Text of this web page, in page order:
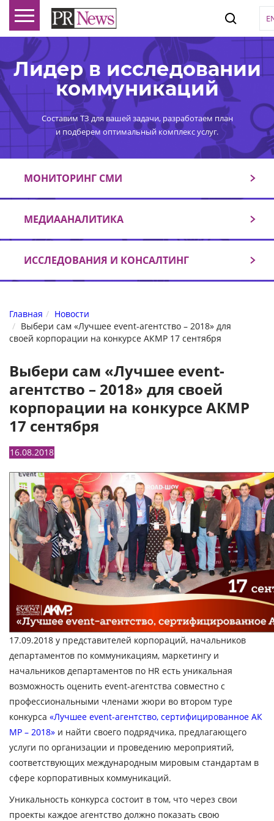
Лидер в исследовании
коммуникаций
Составим ТЗ для вашей задачи, разработаем план
и подберем оптимальный комплекс услуг.
МОНИТОРИНГ СМИ
МЕДИААНАЛИТИКА
ИССЛЕДОВАНИЯ И КОНСАЛТИНГ
Главная
Новости
Выбери сам «Лучшее event-агентство – 2018» для
своей корпорации на конкурсе АКМР 17 сентября
Выбери сам «Лучшее event-
агентство – 2018» для своей
корпорации на конкурсе АКМР
17 сентября
16.08.2018
17.09.2018 у представителей корпораций, начальников
департаментов по коммуникациям, маркетингу и
начальников департаментов по HR есть уникальная
возможность оценить event-агентства совместно с
профессиональными членами жюри во втором туре
конкурса «Лучшее event-агентство, сертифицированное АК
МР – 2018» и найти своего подрядчика, предлагающего
услуги по организации и проведению мероприятий,
соответствующих международным мировым стандартам в
сфере корпоративных коммуникаций.
Уникальность конкурса состоит в том, что через свои
проекты каждое агентство должно показать свою